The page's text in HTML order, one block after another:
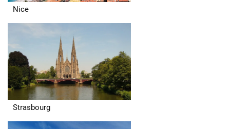
Nice
Strasbourg